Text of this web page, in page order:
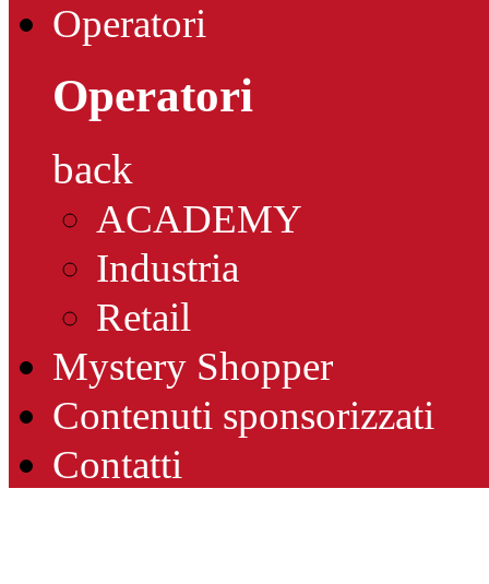
Operatori
Operatori
back
ACADEMY
Industria
Retail
Mystery Shopper
Contenuti sponsorizzati
Contatti